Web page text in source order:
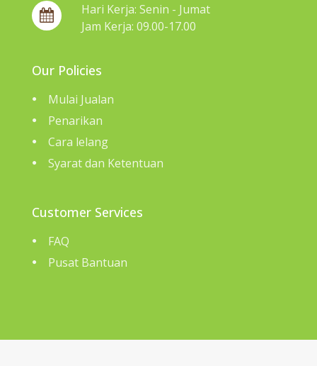
Hari Kerja: Senin - Jumat
Jam Kerja: 09.00-17.00
Our Policies
Mulai Jualan
Penarikan
Cara lelang
Syarat dan Ketentuan
Customer Services
FAQ
Pusat Bantuan